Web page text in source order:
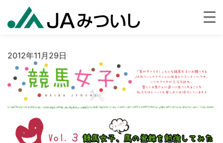
2012年11月29日